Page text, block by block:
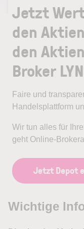
Jetzt
den
den
Broker
Faire und
Handelsplattform
Wir tun alles für
geht Online-
Jetzt Depot